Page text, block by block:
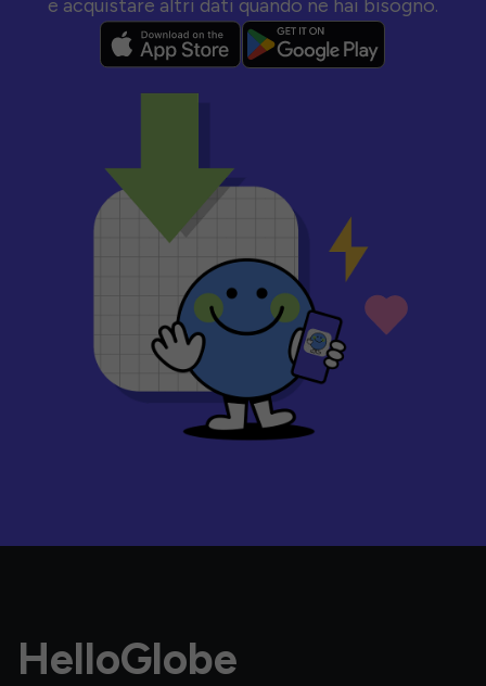
e acquistare altri dati quando ne hai bisogno.
HelloGlobe